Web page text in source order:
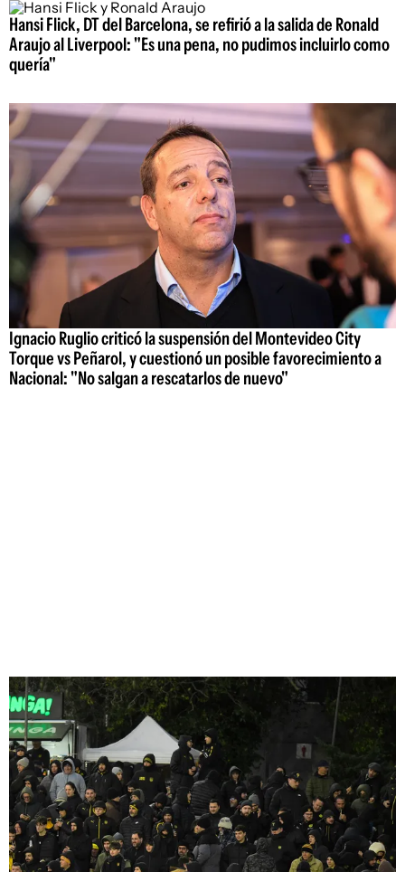
Hansi Flick, DT del Barcelona, se refirió a la salida de Ronald
Araujo al Liverpool: "Es una pena, no pudimos incluirlo como
quería"
Ignacio Ruglio criticó la suspensión del Montevideo City
Torque vs Peñarol, y cuestionó un posible favorecimiento a
Nacional: "No salgan a rescatarlos de nuevo"